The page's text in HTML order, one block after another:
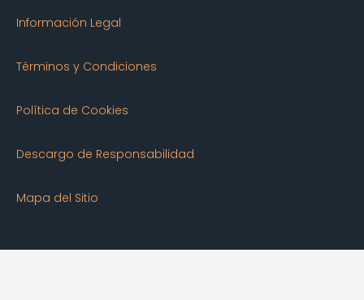
Información Legal
Términos y Condiciones
Política de Cookies
Descargo de Responsabilidad
Mapa del Sitio